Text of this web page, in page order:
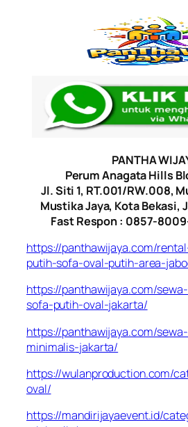
PANTHA
Perum Anagata Hills
Jl. Siti 1, RT.001/RW.008,
Mustika Jaya, Kota Bekasi,
Fast Respon : 0857-
https://panthawijaya.com/
putih-sofa-oval-putih-area-
https://panthawijaya.com/
sofa-putih-oval-jakarta/
https://panthawijaya.com/
minimalis-jakarta/
https://wulanproduction.com/
oval/
https://mandirijayaevent.id/